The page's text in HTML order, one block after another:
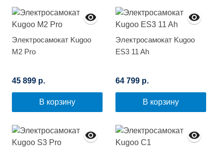
Электросамокат Kugoo
M2 Pro
45 899 р.
В корзину
Электросамокат Kugoo
ES3 11 Ah
64 799 р.
В корзину